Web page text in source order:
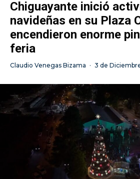
Chiguayante inició
navideñas en su Plaza
encendieron enorme
feria
Claudio Venegas Bizama · 3 de